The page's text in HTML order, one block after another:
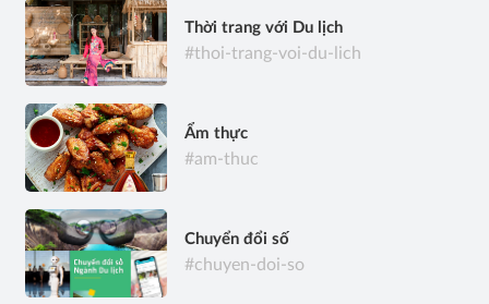
Thời trang với Du lịch
#thoi-trang-voi-du-lich
Ẩm thực
#am-thuc
Chuyển đổi số
#chuyen-doi-so